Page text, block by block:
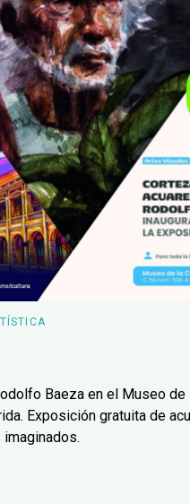
Baeza en el Museo de
Exposición gratuita de